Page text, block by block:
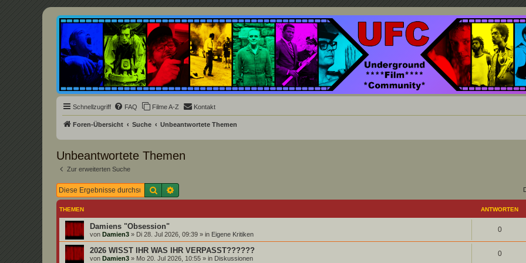
Underground Film Community
Die Underground Film Community ist ein deutschsprachiges Filmforum und ein Paradies für Cineasten und Filmsüchtige jenseits des Mainstreams.
Schnellzugriff FAQ Filme A-Z Kontakt
Foren-Übersicht Suche Unbeantwortete Themen
Unbeantwortete Themen
Zur erweiterten Suche
Suche
THEMEN ANTWORTEN
Damiens "Obsession"
von Damien3 » Di 28. Jul 2026, 09:39 » in Eigene Kritiken
0
2026 WISST IHR WAS IHR VERPASST??????
von Damien3 » Mo 20. Jul 2026, 10:55 » in Diskussionen
0